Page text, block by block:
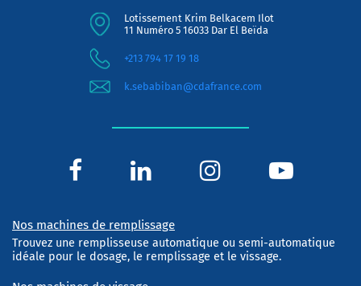
Lotissement Krim Belkacem Ilot
11 Numéro 5 16033 Dar El Beïda
+213 794 17 19 18
k.sebabiban@cdafrance.com
Nos machines de remplissage
Trouvez une remplisseuse automatique ou semi-automatique
idéale pour le dosage, le remplissage et le vissage.